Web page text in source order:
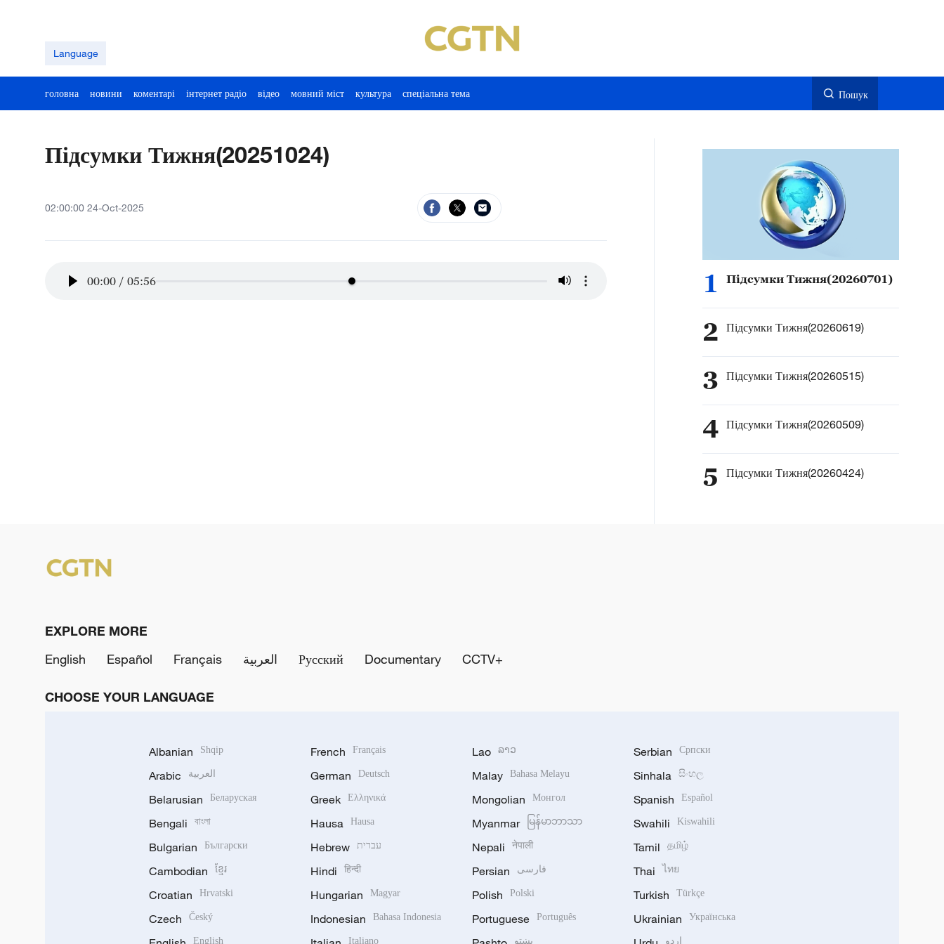
Language
головна новини коментарі інтернет радіо відео мовний міст культура спеціальна тема Пошук
Підсумки Тижня(20251024)
02:00:00 24-Oct-2025
00:00 / 05:56 1 Підсумки Тижня(20260701)
2 Підсумки Тижня(20260619)
3 Підсумки Тижня(20260515)
4 Підсумки Тижня(20260509)
5 Підсумки Тижня(20260424)
EXPLORE MORE
English
Español Français العربية Русский Documentary CCTV+
CHOOSE YOUR LANGUAGE
Albanian Shqip
Arabic العربية
Belarusian Беларуская
Bengali বাংলা
Bulgarian Български
Cambodian ខ្មែរ
Croatian Hrvatski
Czech Český
English
French Français
German Deutsch
Greek Ελληνικά
Hausa Hausa
Hebrew עברית
Hindi हिन्दी
Hungarian Magyar
Indonesian Bahasa Indonesia
Italiano
Lao ລາວ
Malay Bahasa Melayu
Mongolian Монгол
Myanmar မြန်မာဘာသာ
Nepali नेपाली
Persian فارسی
Polish Polski
Portuguese Português
پښتو
Serbian Српски
Sinhala සිංහල
Spanish Español
Swahili Kiswahili
Tamil தமிழ்
Thai ไทย
Turkish Türkçe
Ukrainian Українська
اردو